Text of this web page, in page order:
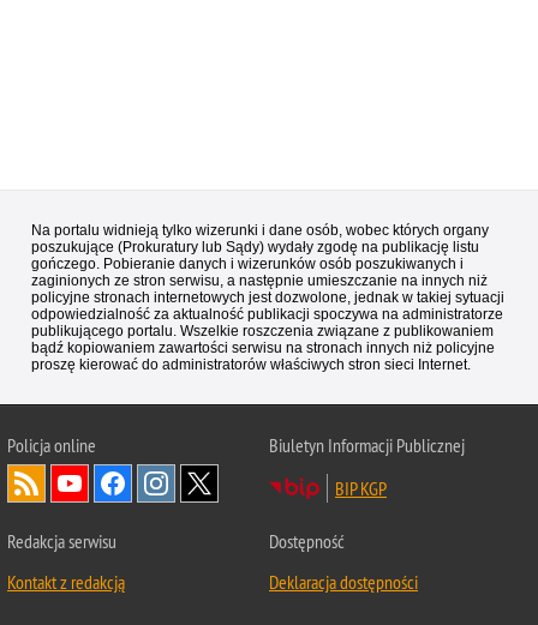
Na portalu widnieją tylko wizerunki i dane osób, wobec których organy
poszukujące (Prokuratury lub Sądy) wydały zgodę na publikację listu
gończego. Pobieranie danych i wizerunków osób poszukiwanych i
zaginionych ze stron serwisu, a następnie umieszczanie na innych niż
policyjne stronach internetowych jest dozwolone, jednak w takiej sytuacji
odpowiedzialność za aktualność publikacji spoczywa na administratorze
publikującego portalu. Wszelkie roszczenia związane z publikowaniem
bądź kopiowaniem zawartości serwisu na stronach innych niż policyjne
proszę kierować do administratorów właściwych stron sieci Internet.
Policjaonline
Biuletyn Informacji Publicznej
BIP KGP
Redakcja serwisu
Kontakt z redakcją
Dostępność
Deklaracja dostępności